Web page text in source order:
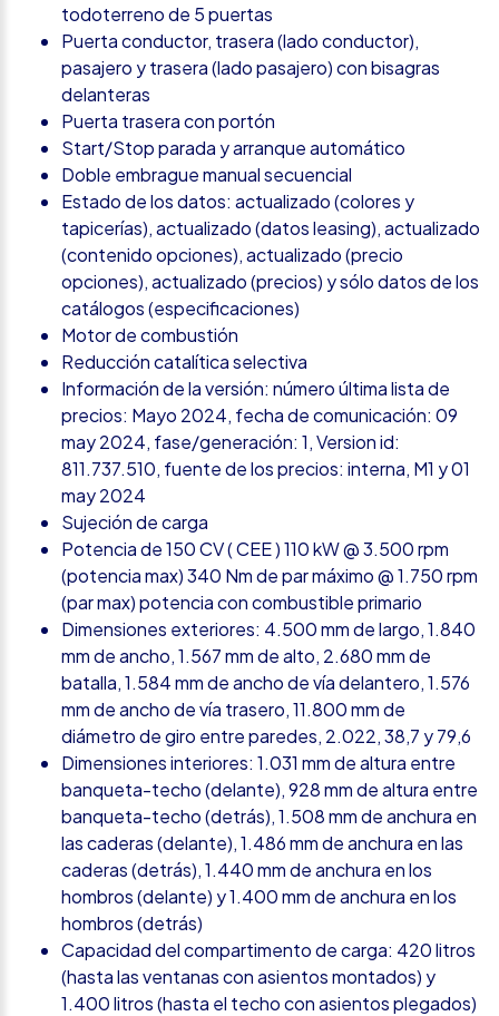
todoterreno de 5 puertas
Puerta conductor, trasera (lado conductor),
pasajero y trasera (lado pasajero) con bisagras
delanteras
Puerta trasera con portón
Start/Stop parada y arranque automático
Doble embrague manual secuencial
Estado de los datos: actualizado (colores y
tapicerías), actualizado (datos leasing), actualizado
(contenido opciones), actualizado (precio
opciones), actualizado (precios) y sólo datos de los
catálogos (especificaciones)
Motor de combustión
Reducción catalítica selectiva
Información de la versión: número última lista de
precios: Mayo 2024, fecha de comunicación: 09
may 2024, fase/generación: 1, Version id:
811.737.510, fuente de los precios: interna, M1 y 01
may 2024
Sujeción de carga
Potencia de 150 CV ( CEE ) 110 kW @ 3.500 rpm
(potencia max) 340 Nm de par máximo @ 1.750 rpm
(par max) potencia con combustible primario
Dimensiones exteriores: 4.500 mm de largo, 1.840
mm de ancho, 1.567 mm de alto, 2.680 mm de
batalla, 1.584 mm de ancho de vía delantero, 1.576
mm de ancho de vía trasero, 11.800 mm de
diámetro de giro entre paredes, 2.022, 38,7 y 79,6
Dimensiones interiores: 1.031 mm de altura entre
banqueta-techo (delante), 928 mm de altura entre
banqueta-techo (detrás), 1.508 mm de anchura en
las caderas (delante), 1.486 mm de anchura en las
caderas (detrás), 1.440 mm de anchura en los
hombros (delante) y 1.400 mm de anchura en los
hombros (detrás)
Capacidad del compartimento de carga: 420 litros
(hasta las ventanas con asientos montados) y
1.400 litros (hasta el techo con asientos plegados)